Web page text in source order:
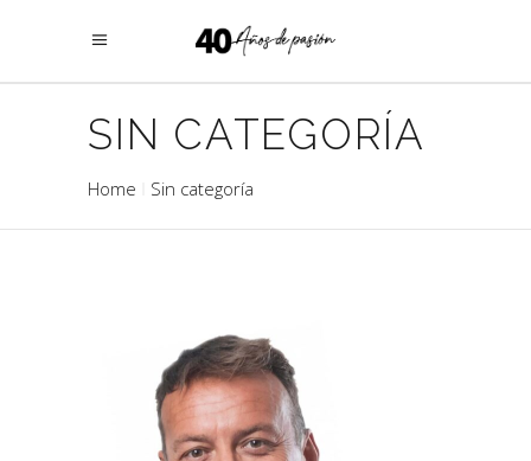
SIN CATEGORÍA
Home Sin categoría